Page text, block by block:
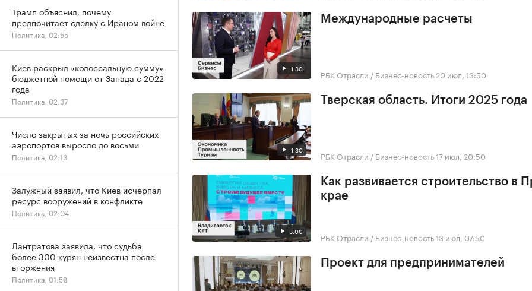
1:30
Международные расчеты
РБК Отрасли / Бизнес-новость 20 июл, 13:50
1:30
Тверская область. Итоги 2025 года
РБК Отрасли / Бизнес-новость17 июл, 20:50
3:00
Как развивается строительство в
крае
РБК Отрасли / Бизнес-новость13 июл, 07:50
Проект для предпринимателей
Трамп объяснил, почему
предпочитает сделку с Ираном войне
Политика, 02:55
Киев раскрыл «колоссальную сумму»
бюджетной помощи от Запада с 2022
года
Политика, 02:37
Число закрытых за ночь российских
аэропортов выросло до восьми
Политика, 02:13
Залужный заявил, что Киев исчерпал
ресурс вооружений в конфликте
Политика, 02:04
Лантратова заявила, что судьба
более 300 курян неизвестна после
вторжения
Политика, 01:58